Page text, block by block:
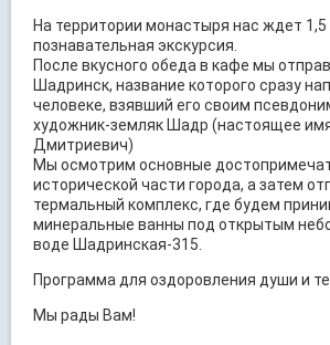
На территории монастыря нас ждет 1,5
познавательная экскурсия.
После вкусного обеда в кафе мы
Шадринск, название которого сразу
человеке, взявший его своим
художник-земляк Шадр (настоящее
Дмитриевич)
Мы осмотрим основные
исторической части города, а затем
термальный комплекс, где будем
минеральные ванны под открытым
воде Шадринская-315.
Программа для оздоровления души и
Мы рады Вам!